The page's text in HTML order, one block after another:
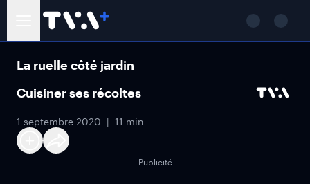
La ruelle côté jardin
Cuisiner ses récoltes
1 septembre 2020 11 min
Publicité